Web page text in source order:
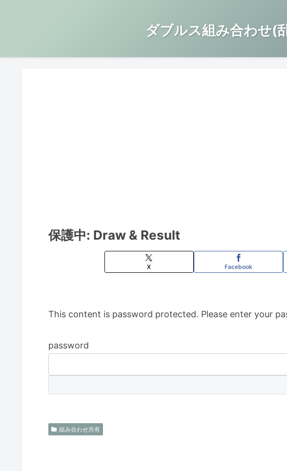
ダブルス組み合わせ(
保護中: Draw & Result
X Facebook
This content is password protected. Please enter your
password
組み合わせ共有